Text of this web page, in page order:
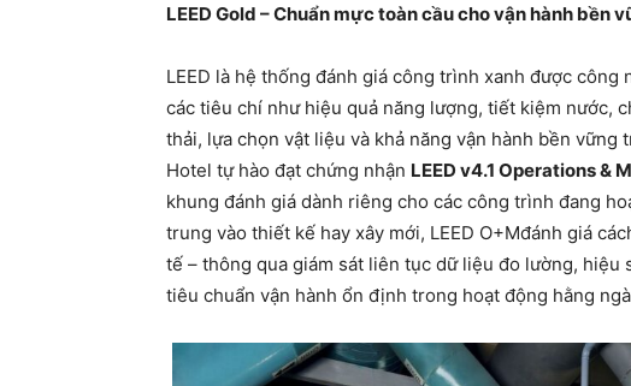
LEED Gold – Chuẩn mực toàn cầu cho vận hành bền
LEED là hệ thống đánh giá công trình xanh được
các tiêu chí như hiệu quả năng lượng, tiết kiệm nước,
thải, lựa chọn vật liệu và khả năng vận hành bền vững
Hotel tự hào đạt chứng nhận LEED v4.1 Operations &
khung đánh giá dành riêng cho các công trình đang
trung vào thiết kế hay xây mới, LEED O+Mđánh giá
tế – thông qua giám sát liên tục dữ liệu đo lường, hiệu
tiêu chuẩn vận hành ổn định trong hoạt động hằng